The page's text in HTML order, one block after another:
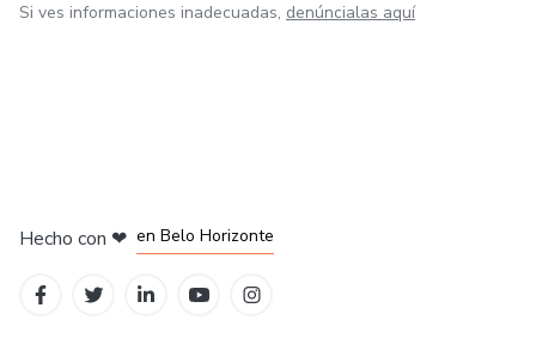
Si ves informaciones inadecuadas, denúncialas aquí
Hecho con ❤ en Belo Horizonte